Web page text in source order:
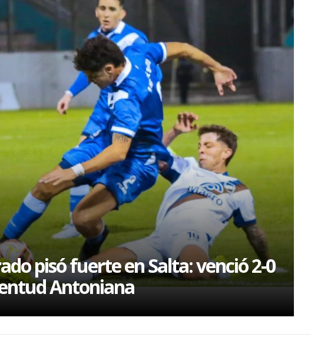
pisó fuerte en Salta: venció 2-0
Antoniana